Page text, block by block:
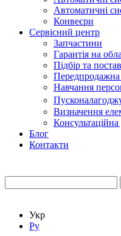
Автоматичні
Конвеєри
Сервісний центр
Запчастини
Гарантія на
Підбір та
Передпродажна
Навчання
Визначення
Блог
Контакти
Укр
Ру